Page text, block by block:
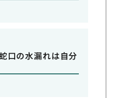
口の水漏れは自分